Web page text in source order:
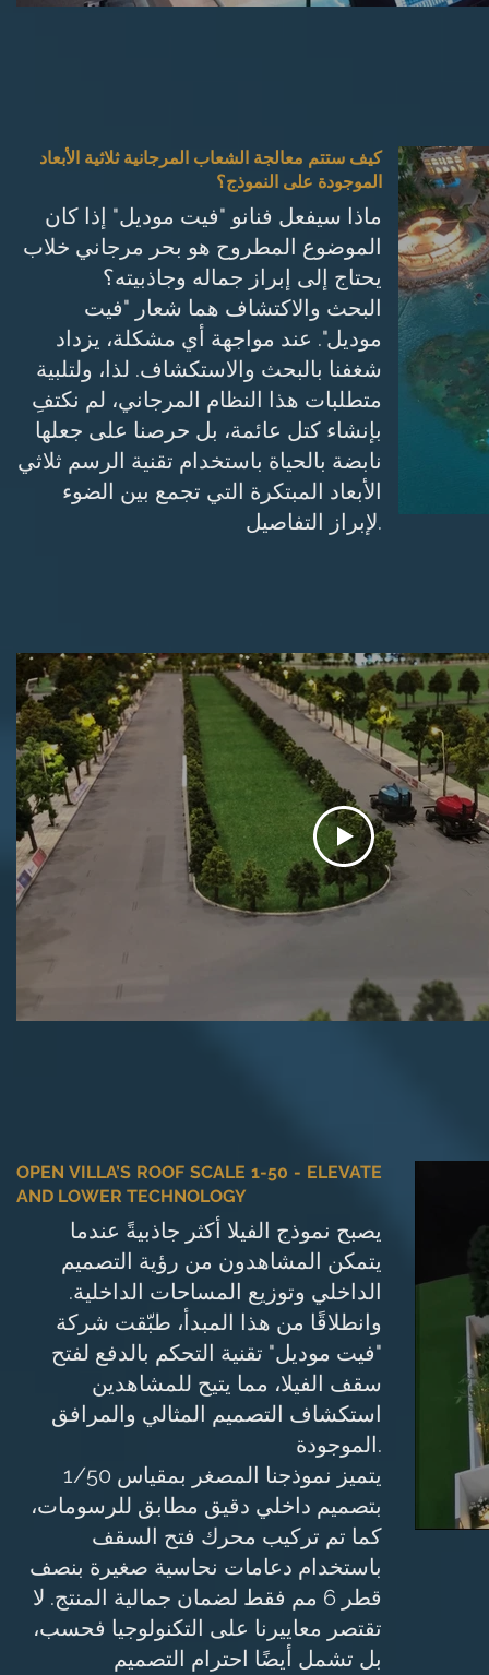
كيف ستتم معالجة الشعاب المرجانية ثلاثية الأبعاد
الموجودة على النموذج؟
ماذا سيفعل فنانو "فيت موديل" إذا كان
الموضوع المطروح هو بحر مرجاني خلاب
يحتاج إلى إبراز جماله وجاذبيته؟
البحث والاكتشاف هما شعار "فيت
موديل". عند مواجهة أي مشكلة، يزداد
شغفنا بالبحث والاستكشاف. لذا، ولتلبية
متطلبات هذا النظام المرجاني، لم نكتفِ
بإنشاء كتل عائمة، بل حرصنا على جعلها
نابضة بالحياة باستخدام تقنية الرسم ثلاثي
الأبعاد المبتكرة التي تجمع بين الضوء
لإبراز التفاصيل.
OPEN VILLA’S ROOF SCALE 1-50 - ELEVATE
AND LOWER TECHNOLOGY
يصبح نموذج الفيلا أكثر جاذبيةً عندما
يتمكن المشاهدون من رؤية التصميم
الداخلي وتوزيع المساحات الداخلية.
وانطلاقًا من هذا المبدأ، طبّقت شركة
"فيت موديل" تقنية التحكم بالدفع لفتح
سقف الفيلا، مما يتيح للمشاهدين
استكشاف التصميم المثالي والمرافق
الموجودة.
يتميز نموذجنا المصغر بمقياس 1/50
بتصميم داخلي دقيق مطابق للرسومات،
كما تم تركيب محرك فتح السقف
باستخدام دعامات نحاسية صغيرة بنصف
قطر 6 مم فقط لضمان جمالية المنتج. لا
تقتصر معاييرنا على التكنولوجيا فحسب،
بل تشمل أيضًا احترام التصميم